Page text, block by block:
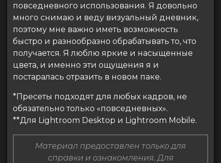
повседневного использования. Я довольно
много снимаю и веду визуальный дневник,
поэтому мне важно иметь возможность
быстро и разнообразно обрабатывать то, что
получается. Я люблю яркие и насыщенные
цвета, и именно эти ощущения я и
постаралась отразить в новом паке.
*Пресеты подходят для любых кадров, не
обязательно только «повседневных».
**Для Lightroom Desktop и Lightroom Mobile.
Материал предоставлен только для
справки и ознакомления. Для